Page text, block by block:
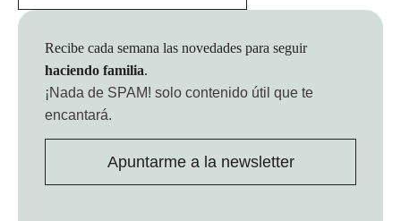
Recibe cada semana las novedades para seguir
haciendo familia.
¡Nada de SPAM! solo contenido útil que te
encantará.
Apuntarme a la newsletter